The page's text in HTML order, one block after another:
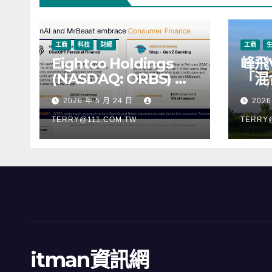
工商 科技 財經
Eightco Holdings
(NASDAQ: ORBS) 公
佈總持倉約 3.37 億美
元，涵蓋 OpenAI、
Beast Industries、超
過 11,000 枚以太幣
WLD 代幣
2026 年 5 月 24 日
TERRY@111.COM.TW
工商
峰
「混
行，
階段
2026
itman資訊網